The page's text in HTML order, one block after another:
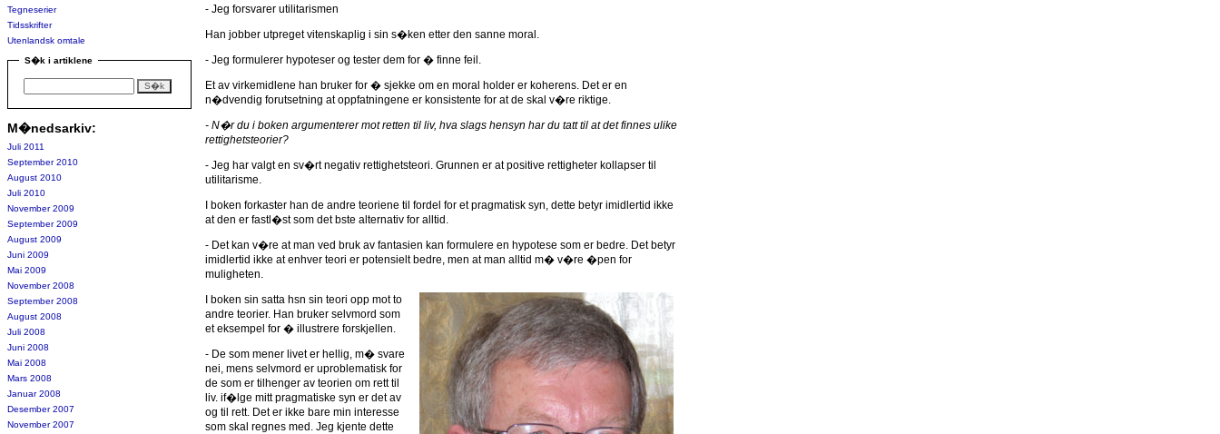
Tegneserier
Tidsskrifter
Utenlandsk omtale
S�k i artiklene
M�nedsarkiv:
Juli 2011
September 2010
August 2010
Juli 2010
November 2009
September 2009
August 2009
Juni 2009
Mai 2009
November 2008
September 2008
August 2008
Juli 2008
Juni 2008
Mai 2008
Mars 2008
Januar 2008
Desember 2007
November 2007
- Jeg forsvarer utilitarismen
Han jobber utpreget vitenskaplig i sin s�ken etter den sanne moral.
- Jeg formulerer hypoteser og tester dem for � finne feil.
Et av virkemidlene han bruker for � sjekke om en moral holder er koherens. Det er en
n�dvendig forutsetning at oppfatningene er konsistente for at de skal v�re riktige.
- N�r du i boken argumenterer mot retten til liv, hva slags hensyn har du tatt til at det finnes ulike
rettighetsteorier?
- Jeg har valgt en sv�rt negativ rettighetsteori. Grunnen er at positive rettigheter kollapser til
utilitarisme.
I boken forkaster han de andre teoriene til fordel for et pragmatisk syn, dette betyr imidlertid ikke
at den er fastl�st som det bste alternativ for alltid.
- Det kan v�re at man ved bruk av fantasien kan formulere en hypotese som er bedre. Det betyr
imidlertid ikke at enhver teori er potensielt bedre, men at man alltid m� v�re �pen for
muligheten.
I boken sin satta hsn sin teori opp mot to
andre teorier. Han bruker selvmord som
et eksempel for � illustrere forskjellen.
- De som mener livet er hellig, m� svare
nei, mens selvmord er uproblematisk for
de som er tilhenger av teorien om rett til
liv. if�lge mitt pragmatiske syn er det av
og til rett. Det er ikke bare min interesse
som skal regnes med. Jeg kjente dette